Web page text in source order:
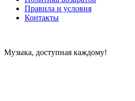
Правила и условия
Контакты
Музыка, доступная каждому!